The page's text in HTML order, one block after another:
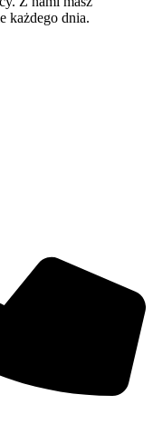
każdego dnia.